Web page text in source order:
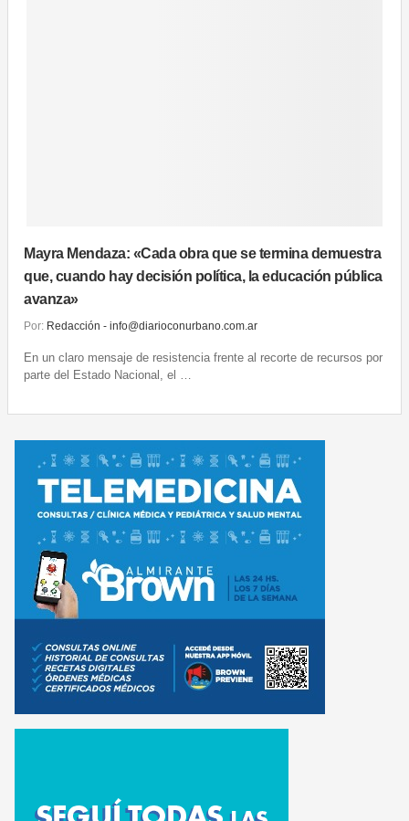
Mayra Mendaza: «Cada obra que se termina demuestra
que, cuando hay decisión política, la educación pública
avanza»
Por: Redacción - info@diarioconurbano.com.ar
En un claro mensaje de resistencia frente al recorte de recursos por
parte del Estado Nacional, el …